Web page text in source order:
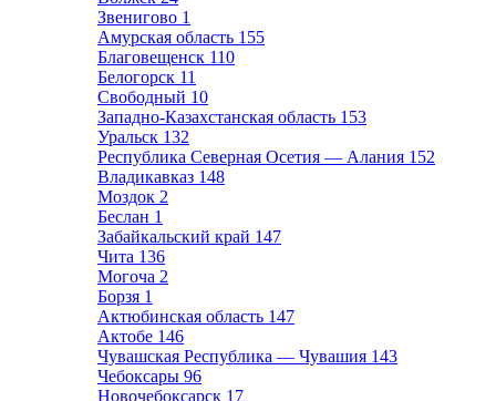
Звенигово 1
Амурская область 155
Благовещенск 110
Белогорск 11
Свободный 10
Западно-Казахстанская область 153
Уральск 132
Республика Северная Осетия — Алания 152
Владикавказ 148
Моздок 2
Беслан 1
Забайкальский край 147
Чита 136
Могоча 2
Борзя 1
Актюбинская область 147
Актобе 146
Чувашская Республика — Чувашия 143
Чебоксары 96
Новочебоксарск 17